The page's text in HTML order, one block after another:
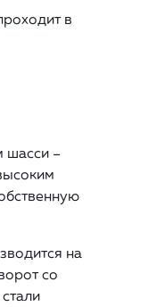
в
шасси –
на
со